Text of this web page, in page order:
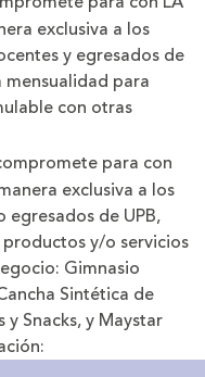
exclusiva a los
y egresados de
mensualidad para
con otras
para con
exclusiva a los
de UPB,
y/o servicios
Gimnasio
Sintética de
Snacks, y Maystar